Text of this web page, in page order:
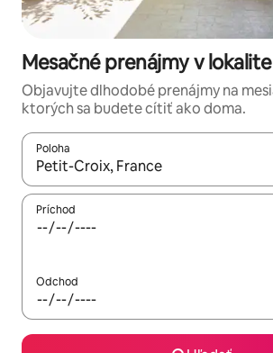
Mesačné prenájmy v
Objavujte dlhodobé prenájmy na
ktorých sa budete cítiť ako doma.
Poloha
Keď budú výsledky k dispozícii,
Príchod
Odchod